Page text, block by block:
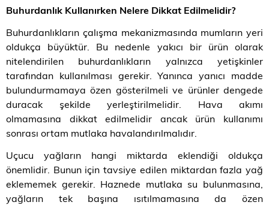
Buhurdanlık Kullanırken Nelere Dikkat Edilmelidir?
Buhurdanlıkların çalışma mekanizmasında mumların yeri
oldukça büyüktür. Bu nedenle yakıcı bir ürün olarak
nitelendirilen buhurdanlıkların yalnızca yetişkinler
tarafından kullanılması gerekir. Yanınca yanıcı madde
bulundurmamaya özen gösterilmeli ve ürünler dengede
duracak şekilde yerleştirilmelidir. Hava akımı
olmamasına dikkat edilmelidir ancak ürün kullanımı
sonrası ortam mutlaka havalandırılmalıdır.
Uçucu yağların hangi miktarda eklendiği oldukça
önemlidir. Bunun için tavsiye edilen miktardan fazla yağ
eklememek gerekir. Haznede mutlaka su bulunmasına,
yağların tek başına ısıtılmamasına da özen